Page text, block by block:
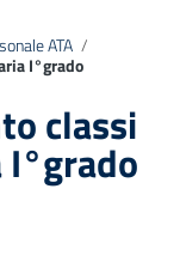
ATA /
I°grado
classi
I°grado